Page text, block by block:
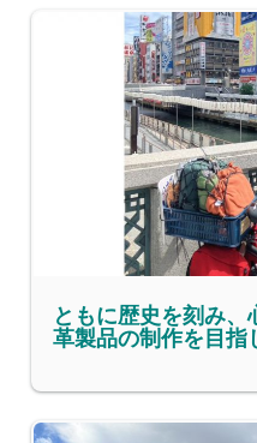
ともに歴史を刻み
革製品の制作を目指